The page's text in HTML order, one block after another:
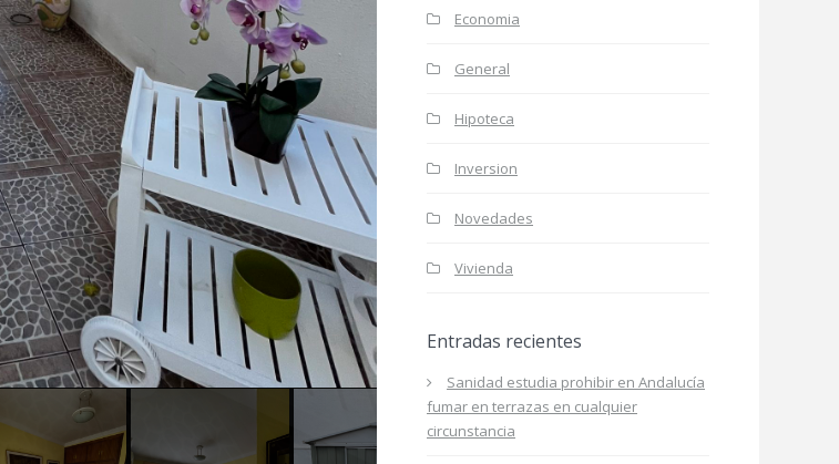
Economia
General
Hipoteca
Inversion
Novedades
Vivienda
Entradas recientes
Sanidad estudia prohibir en Andalucía
fumar en terrazas en cualquier
circunstancia